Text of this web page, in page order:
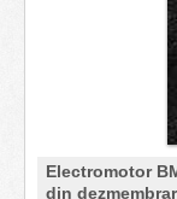
Electromotor
din